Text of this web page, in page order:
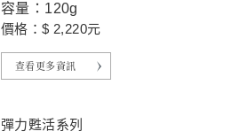
容量：120g
價格：$ 2,220元
查看更多資訊
彈力甦活系列